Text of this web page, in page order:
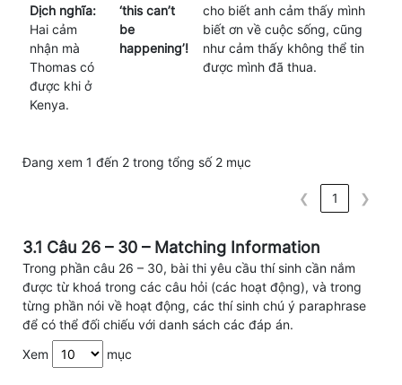
Dịch nghĩa:
Hai cảm
nhận mà
Thomas có
được khi ở
Kenya.
‘this can’t
be
happening’!
cho biết anh cảm thấy mình
biết ơn về cuộc sống, cũng
như cảm thấy không thể tin
được mình đã thua.
Đang xem 1 đến 2 trong tổng số 2 mục
❮ 1 ❯
3.1 Câu 26 – 30 – Matching Information
Trong phần câu 26 – 30, bài thi yêu cầu thí sinh cần nắm
được từ khoá trong các câu hỏi (các hoạt động), và trong
từng phần nói về hoạt động, các thí sinh chú ý paraphrase
để có thể đối chiếu với danh sách các đáp án.
Xem
mục